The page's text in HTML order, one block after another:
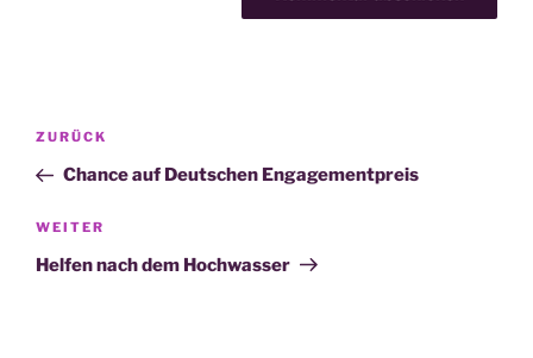
Beitragsnavigation
Vorheriger
Beitrag
ZURÜCK
Chance auf Deutschen Engagementpreis
Nächster
Beitrag
WEITER
Helfen nach dem Hochwasser